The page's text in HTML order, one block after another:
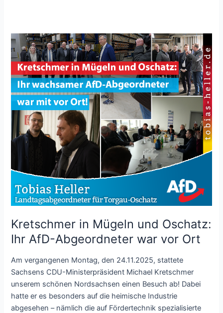
Kretschmer in Mügeln und Oschatz:
Ihr AfD-Abgeordneter war vor Ort
Am vergangenen Montag, den 24.11.2025, stattete
Sachsens CDU-Ministerpräsident Michael Kretschmer
unserem schönen Nordsachsen einen Besuch ab! Dabei
hatte er es besonders auf die heimische Industrie
abgesehen – nämlich die auf Fördertechnik spezialisierte